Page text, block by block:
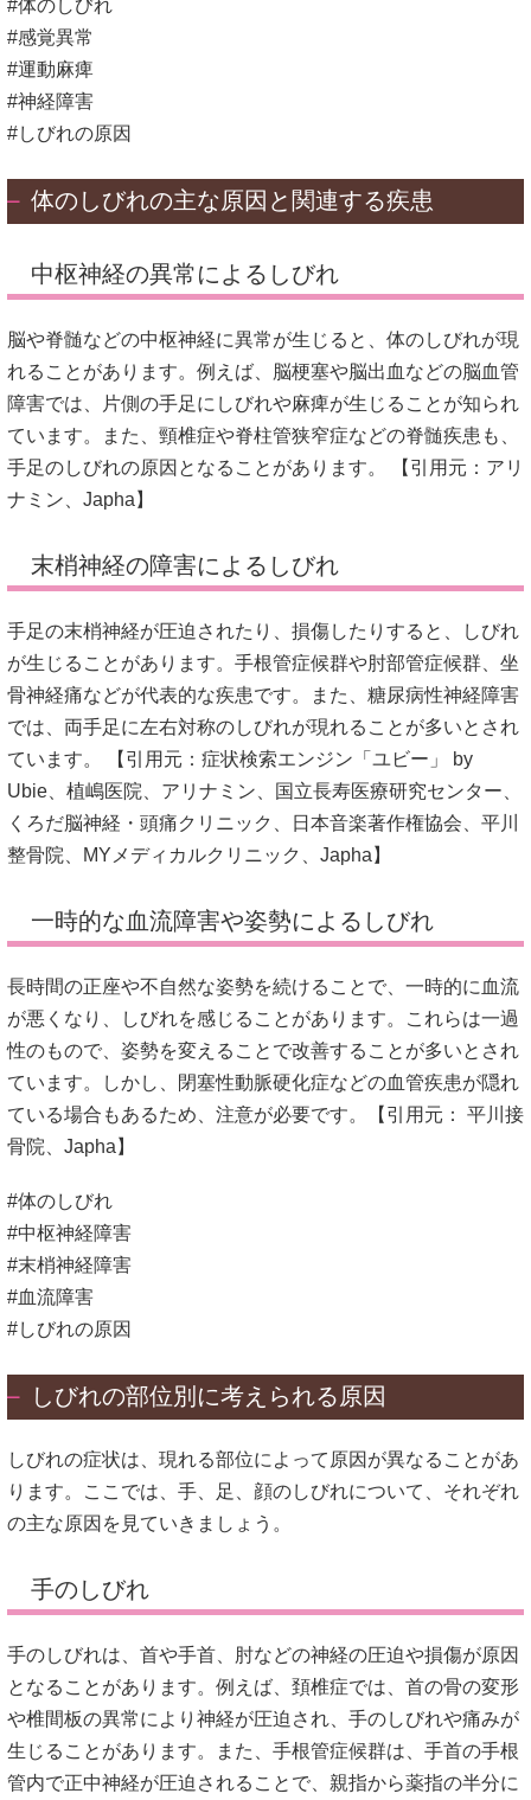
#体のしびれ
#感覚異常
#運動麻痺
#神経障害
#しびれの原因
体のしびれの主な原因と関連する疾患
中枢神経の異常によるしびれ
脳や脊髄などの中枢神経に異常が生じると、体のしびれが現
れることがあります。 例えば、脳梗塞や脳出血などの脳血管
障害では、片側の手足にしびれや麻痺が生じることが知られ
ています。
また、頸椎症や脊柱管狭窄症などの脊髄疾患も、
手足のしびれの原因となることがあります。
【引用元： アリ
ナミン、 Japha】
末梢神経の障害によるしびれ
手足の末梢神経が圧迫されたり、損傷したりすると、しびれ
が生じることがあります。 手根管症候群や肘部管症候群、坐
骨神経痛などが代表的な疾患です。
また、糖尿病性神経障害
では、両手足に左右対称のしびれが現れることが多いとされ
ています。
【引用元： 症状検索エンジン「ユビー」 by
Ubie
植嶋医院 アリナミン 国立長寿医療研究センター
くろだ脳神経・頭痛クリニック
日本音楽著作権協会
平川
整骨院
MYメディカルクリニック Japha 】
一時的な血流障害や姿勢によるしびれ
長時間の正座や不自然な姿勢を続けることで、一時的に血流
が悪くなり、しびれを感じることがあります。
これらは一過
性のもので、姿勢を変えることで改善することが多いとされ
ています。
しかし、閉塞性動脈硬化症などの血管疾患が隠れ
ている場合もあるため、注意が必要です。【引用元：
平川接
骨院
Japha 】
#体のしびれ
#中枢神経障害
#末梢神経障害
#血流障害
#しびれの原因
しびれの部位別に考えられる原因
しびれの症状は、現れる部位によって原因が異なることがあ
ります。
ここでは、手、足、顔のしびれについて、それぞれ
の主な原因を見ていきましょう。
手のしびれ
手のしびれは、首や手首、肘などの神経の圧迫や損傷が原因
となることがあります。 例えば、頚椎症では、首の骨の変形
や椎間板の異常により神経が圧迫され、手のしびれや痛みが
生じることがあります。
また、手根管症候群は、手首の手根
管内で正中神経が圧迫されることで、親指から薬指の半分に